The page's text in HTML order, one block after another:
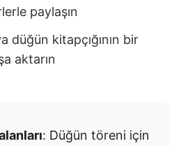
paylaşın
düğün kitapçığının bir
aktarın
: Düğün töreni için